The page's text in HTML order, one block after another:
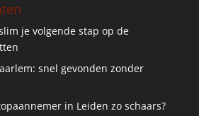
je volgende stap op de
snel gevonden zonder
in Leiden zo schaars?